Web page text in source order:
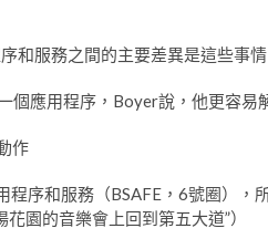
和服務之間的主要差異是這些事情
個應用程序，Boyer說，他更容易
作
程序和服務（BSAFE，6號圈）
園的音樂會上回到第五大道”）